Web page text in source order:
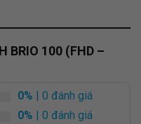
BRIO 100 (FHD –
0% | 0 đánh giá
0% | 0 đánh giá